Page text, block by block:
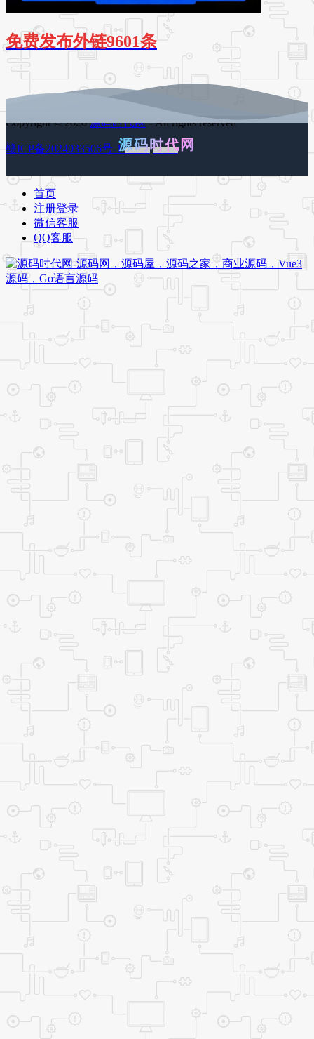
免费发布外链9601条
Copyright © 2026源码时代网- All rights reserved
赣ICP备2024033506号-1百度地图 谷歌地图
源码时代网
首页
注册登录
微信客服
QQ客服